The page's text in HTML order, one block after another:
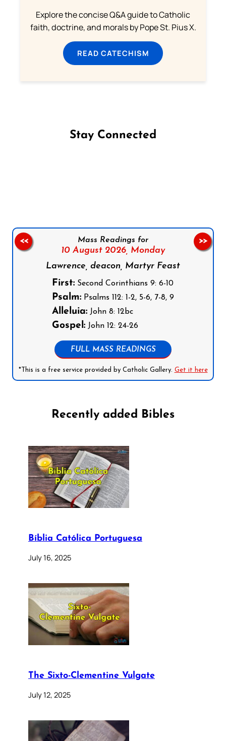
Explore the concise Q&A guide to Catholic
faith, doctrine, and morals by Pope St. Pius X.
READ CATECHISM
Stay Connected
Mass Readings for
10 August 2026, Monday
Lawrence, deacon, Martyr Feast
First: Second Corinthians 9: 6-10
Psalm: Psalms 112: 1-2, 5-6, 7-8, 9
Alleluia: John 8: 12bc
Gospel: John 12: 24-26
FULL MASS READINGS
*This is a free service provided by Catholic Gallery. Get it here
<< >>
Recently added Bibles
Bíblia Católica Portuguesa
July 16, 2025
The Sixto-Clementine Vulgate
July 12, 2025